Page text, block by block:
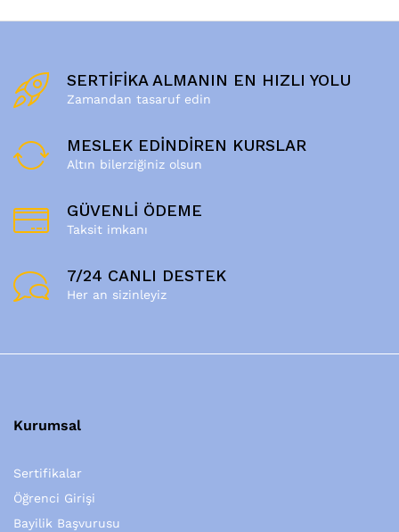
SERTİFİKA ALMANIN EN HIZLI YOLU
Zamandan tasaruf edin
MESLEK EDİNDİREN KURSLAR
Altın bilerziğiniz olsun
GÜVENLİ ÖDEME
Taksit imkanı
7/24 CANLI DESTEK
Her an sizinleyiz
Kurumsal
Sertifikalar
Öğrenci Girişi
Bayilik Başvurusu